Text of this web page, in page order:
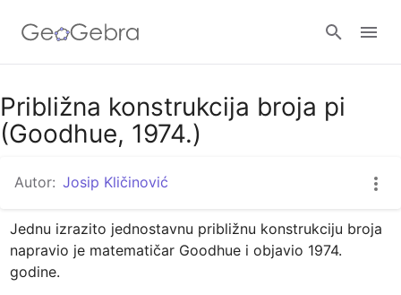
Google Classroom
Prijavi se
Približna konstrukcija broja pi
(Goodhue, 1974.)
Autor: Josip Kličinović
Jednu izrazito jednostavnu približnu konstrukciju broja
napravio je matematičar Goodhue i objavio 1974.
godine.